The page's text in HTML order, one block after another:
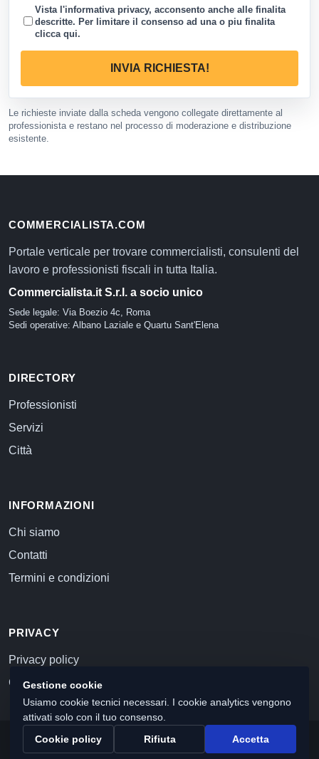
Vista l'informativa privacy, acconsento anche alle finalita
descritte. Per limitare il consenso ad una o piu finalita
clicca qui.
INVIA RICHIESTA!
Le richieste inviate dalla scheda vengono collegate direttamente al
professionista e restano nel processo di moderazione e distribuzione
esistente.
COMMERCIALISTA.COM
Portale verticale per trovare commercialisti, consulenti del
lavoro e professionisti fiscali in tutta Italia.
Commercialista.it S.r.l. a socio unico
Sede legale: Via Boezio 4c, Roma
Sedi operative: Albano Laziale e Quartu Sant'Elena
DIRECTORY
Professionisti
Servizi
Città
INFORMAZIONI
Chi siamo
Contatti
Termini e condizioni
PRIVACY
Privacy policy
Cookie policy
© 2026 Commercialista.com
C.F. e P.IVA 12059071006
Gestione cookie
Usiamo cookie tecnici necessari. I cookie analytics vengono
attivati solo con il tuo consenso.
Cookie policy
Rifiuta Accetta